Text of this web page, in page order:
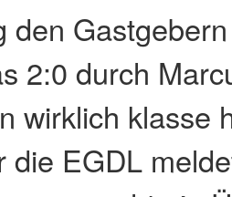
den
2:0 durch
wirklich klasse
die EGDL